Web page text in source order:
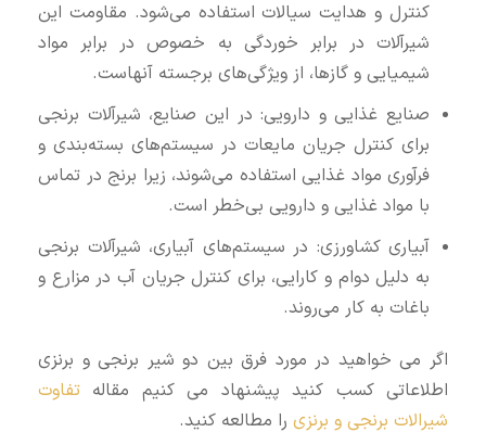
کنترل و هدایت سیالات استفاده می‌شود. مقاومت این
شیرآلات در برابر خوردگی به خصوص در برابر مواد
شیمیایی و گازها، از ویژگی‌های برجسته آنهاست.
صنایع غذایی و دارویی: در این صنایع، شیرآلات برنجی
برای کنترل جریان مایعات در سیستم‌های بسته‌بندی و
فرآوری مواد غذایی استفاده می‌شوند، زیرا برنج در تماس
با مواد غذایی و دارویی بی‌خطر است.
آبیاری کشاورزی: در سیستم‌های آبیاری، شیرآلات برنجی
به دلیل دوام و کارایی، برای کنترل جریان آب در مزارع و
باغات به کار می‌روند.
اگر می خواهید در مورد فرق بین دو شیر برنجی و برنزی
اطلاعاتی کسب کنید پیشنهاد می کنیم مقاله تفاوت
شیرالات برنجی و برنزی را مطالعه کنید.